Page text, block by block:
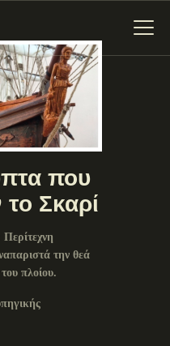
που
Σκαρί
την θεά
πλοίου.